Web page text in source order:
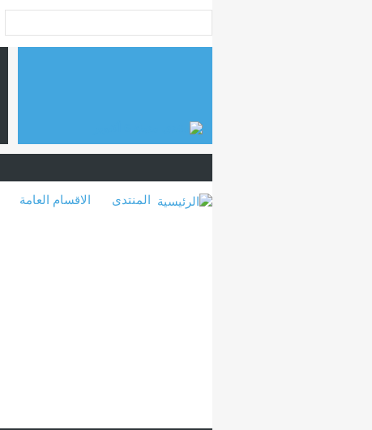
المنتدى الاقسام العامة